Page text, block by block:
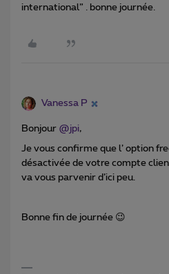
international” . bonne journée.
Vanessa P
Bonjour @jpi,
Je vous confirme que l’ option
désactivée de votre compte
va vous parvenir d’ici peu.
Bonne fin de journée 😉